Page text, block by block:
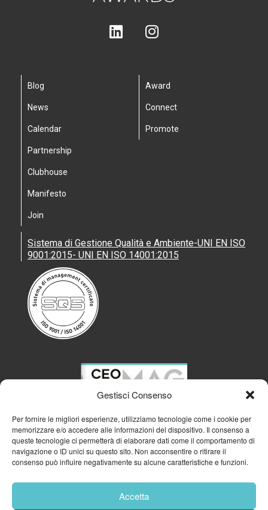
Gestisci Consenso
Per fornire le migliori esperienze, utilizziamo tecnologie come i cookie per
memorizzare e/o accedere alle informazioni del dispositivo. Il consenso a
queste tecnologie ci permetterà di elaborare dati come il comportamento di
navigazione o ID unici su questo sito. Non acconsentire o ritirare il
consenso può influire negativamente su alcune caratteristiche e funzioni.
Accetta
Blog
News
Calendar
Partnership
Clubhouse
Manifesto
Join
Award
Connect
Promote
Sistema di Gestione Qualità e Ambiente-UNI EN ISO
9001:2015- UNI EN ISO 14001:2015